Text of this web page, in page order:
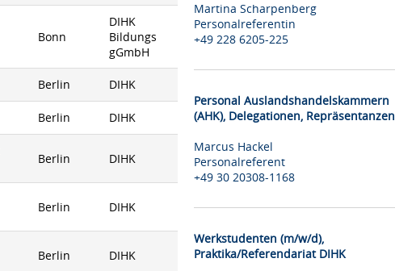
Bonn
DIHK
Bildungs
gGmbH
Berlin DIHK
Berlin DIHK
Berlin DIHK
Berlin DIHK
Berlin DIHK
Martina Scharpenberg
Personalreferentin
+49 228 6205-225
Personal Auslandshandelskammern
(AHK), Delegationen, Repräsentanzen
Marcus Hackel
Personalreferent
+49 30 20308-1168
Werkstudenten (m/w/d),
Praktika/Referendariat DIHK